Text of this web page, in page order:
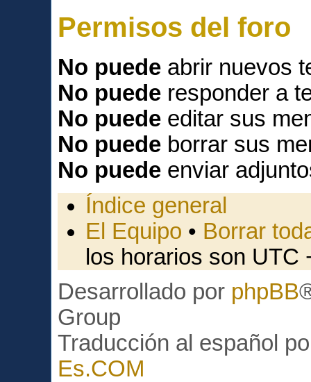
Permisos del foro
No puede abrir nuevos
No puede responder a
No puede editar sus
No puede borrar sus
No puede enviar
Índice general
El Equipo • Borrar
los horarios son UTC
Desarrollado por phpBB
Group
Traducción al español
Es.COM